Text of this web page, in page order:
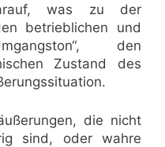
was zu der
betrieblichen und
den
Zustand des
die nicht
sind, oder wahre